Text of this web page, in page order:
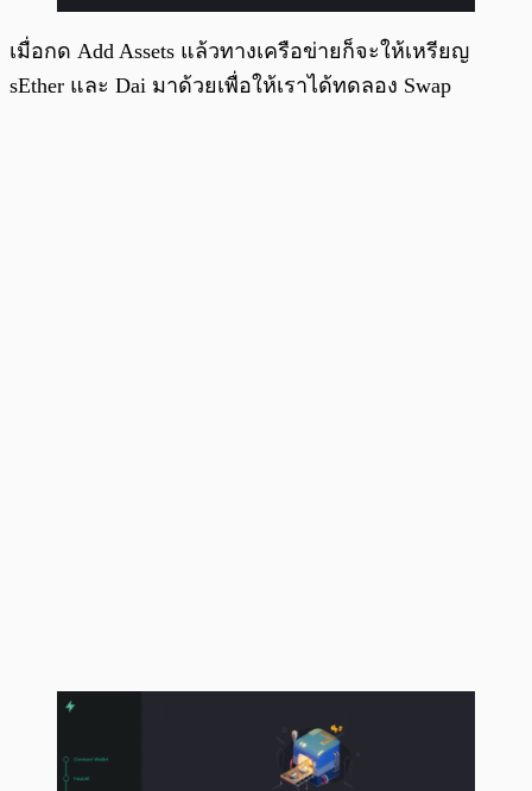
เมื่อกด Add Assets แล้วทางเครือข่ายก็จะให้เหรียญ
sEther และ Dai มาด้วยเพื่อให้เราได้ทดลอง Swap